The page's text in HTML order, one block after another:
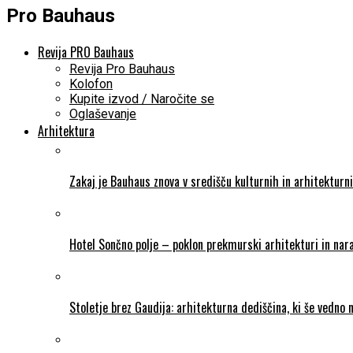
Pro Bauhaus
Revija PRO Bauhaus
Revija Pro Bauhaus
Kolofon
Kupite izvod / Naročite se
Oglaševanje
Arhitektura
Zakaj je Bauhaus znova v središču kulturnih in
Hotel Sončno polje – poklon prekmurski arhitekturi in
Stoletje brez Gaudija: arhitekturna dediščina, ki še vedno